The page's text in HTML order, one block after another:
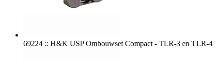
69224 :: H&K USP Ombouwset Compact - TLR-3 en TLR-4